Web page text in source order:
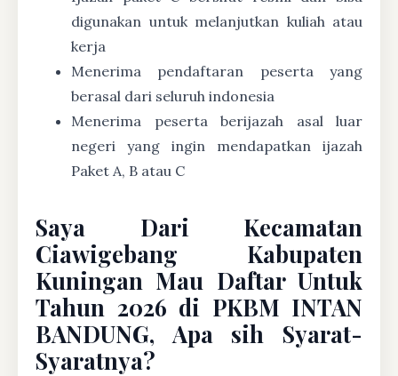
digunakan untuk melanjutkan kuliah atau
kerja
Menerima pendaftaran peserta yang
berasal dari seluruh indonesia
Menerima peserta berijazah asal luar
negeri yang ingin mendapatkan ijazah
Paket A, B atau C
Saya Dari Kecamatan
Ciawigebang Kabupaten
Kuningan Mau Daftar Untuk
Tahun 2026 di PKBM INTAN
BANDUNG, Apa sih Syarat-
Syaratnya?